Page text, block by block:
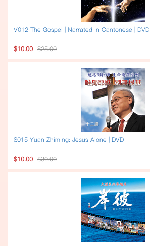
V012 The Gospel | Narrated in Cantonese | DVD
$10.00 $25.00
S015 Yuan Zhiming: Jesus Alone | DVD
$10.00 $30.00